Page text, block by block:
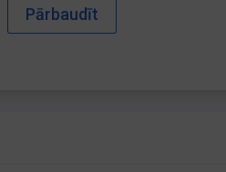
Pārbaudīt